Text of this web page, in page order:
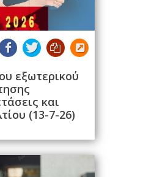
εξωτερικού
και
(13-7-26)